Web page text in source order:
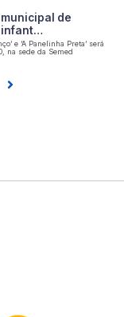
de
infant…
e ‘A Panelinha Preta’ será
na sede da Semed